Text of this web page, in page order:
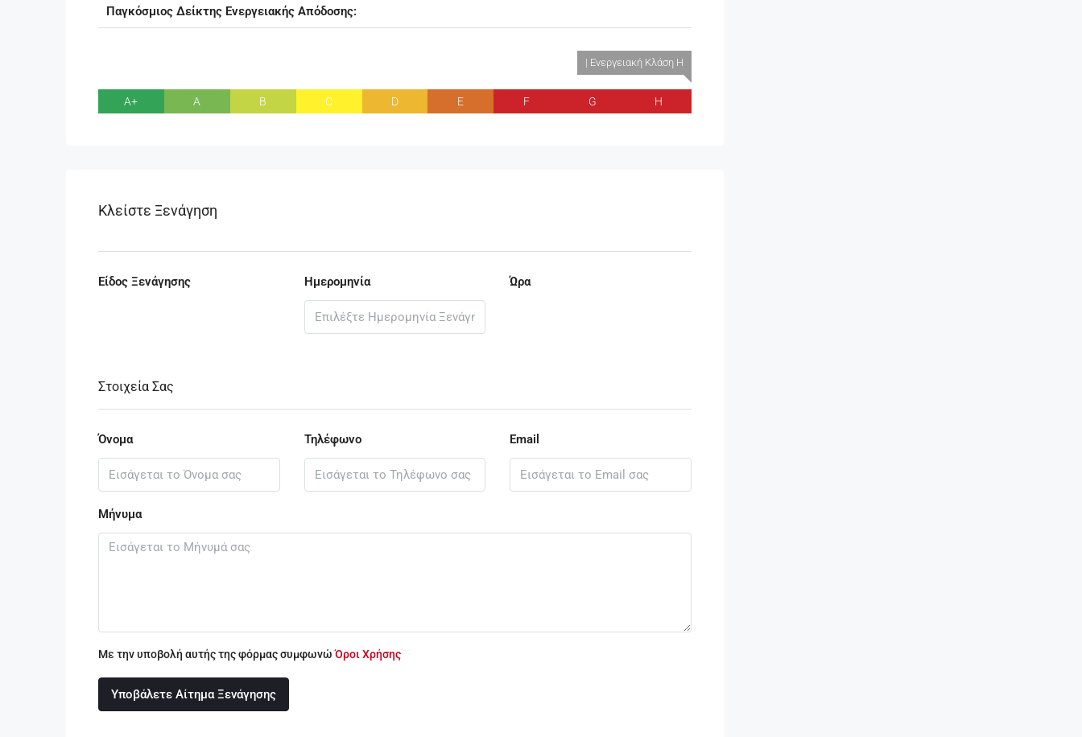
Παγκόσμιος Δείκτης Ενεργειακής Απόδοσης:
A+ A B C D E F G
| Ενεργειακή Κλάση H
H
Κλείστε Ξενάγηση
Είδος Ξενάγησης Ημερομηνία Ώρα
Στοιχεία Σας
Όνομα Τηλέφωνο Email
Μήνυμα
Με την υποβολή αυτής της φόρμας συμφωνώΌροι Χρήσης
Υποβάλετε Αίτημα Ξενάγησης